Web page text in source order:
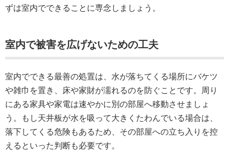
ずは室内でできることに専念しましょう。
室内で被害を広げないための工夫
室内でできる最善の処置は、水が落ちてくる場所にバケツ
や雑巾を置き、床や家財が濡れるのを防ぐことです。周り
にある家具や家電は速やかに別の部屋へ移動させましょ
う。もし天井板が水を吸って大きくたわんでいる場合は、
落下してくる危険もあるため、その部屋への立ち入りを控
えるといった判断も必要です。